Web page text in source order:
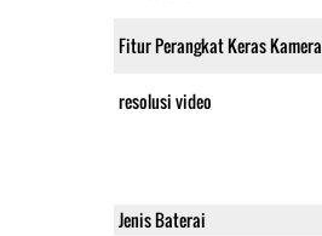
Fitur Perangkat Keras Kamera
resolusi video
Jenis Baterai